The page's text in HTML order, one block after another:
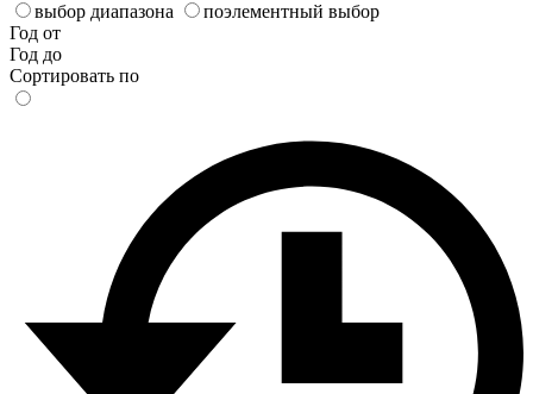
выбор диапазона
поэлементный выбор
Год от
Год до
Сортировать по